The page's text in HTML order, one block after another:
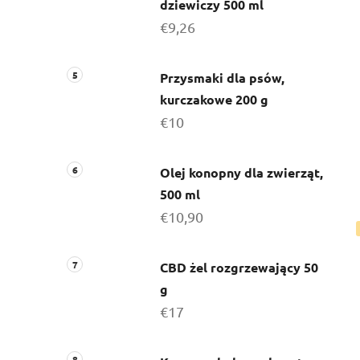
dziewiczy 500 ml
€9,26
Przysmaki dla psów,
kurczakowe 200 g
€10
Olej konopny dla zwierząt,
500 ml
€10,90
CBD żel rozgrzewający 50
g
€17